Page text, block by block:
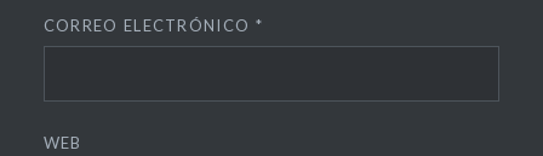
CORREO ELECTRÓNICO *
WEB